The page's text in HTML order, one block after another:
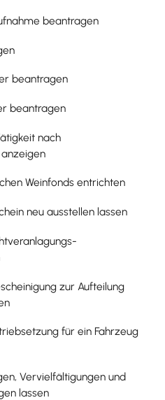
beantragen
beantragen
beantragen
nach
Weinfonds entrichten
neu ausstellen lassen
zur Aufteilung
für ein Fahrzeug
Vervielfältigungen und
lassen